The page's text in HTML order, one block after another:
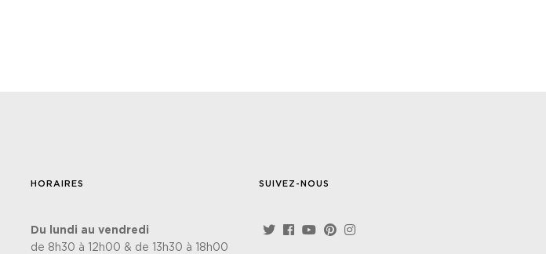
HORAIRES
Du lundi au vendredi
de 8h30 à 12h00 & de 13h30 à 18h00
SUIVEZ-NOUS